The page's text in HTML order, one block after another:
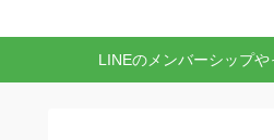
LINEのメンバーシップ